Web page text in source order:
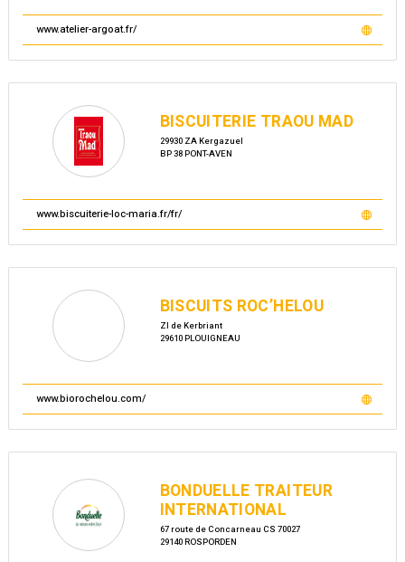
www.atelier-argoat.fr/
BISCUITERIE TRAOU MAD
29930 ZA Kergazuel
BP 38 PONT-AVEN
www.biscuiterie-loc-maria.fr/fr/
BISCUITS ROC’HELOU
ZI de Kerbriant
29610 PLOUIGNEAU
www.biorochelou.com/
BONDUELLE TRAITEUR
INTERNATIONAL
67 route de Concarneau CS 70027
29140 ROSPORDEN